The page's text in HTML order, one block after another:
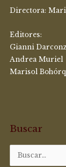
Directora:
Editores:
Gianni
Andrea Muriel
Marisol
Buscar
Buscar